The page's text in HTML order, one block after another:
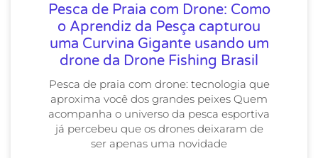
Pesca de Praia com Drone: Como
o Aprendiz da Pesça capturou
uma Curvina Gigante usando um
drone da Drone Fishing Brasil
Pesca de praia com drone: tecnologia que
aproxima você dos grandes peixes Quem
acompanha o universo da pesca esportiva
já percebeu que os drones deixaram de
ser apenas uma novidade